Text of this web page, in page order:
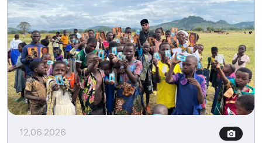
12.06.2026